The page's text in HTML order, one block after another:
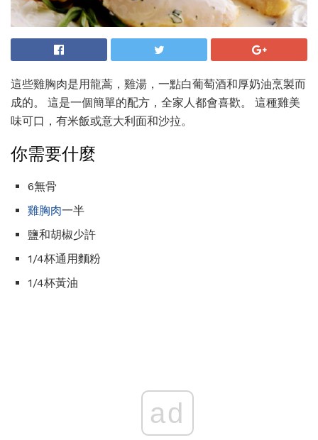
這些雞胸肉是用龍蒿，雞湯，一點白葡萄酒和厚奶油烹製而
成的。 這是一個簡單的配方，全家人都會喜歡。 這種雞美
味可口，有米飯或意大利面和沙拉。
你需要什麼
6無骨
雞胸肉一半
鹽和胡椒少許
1/4杯通用麵粉
1/4杯黃油
ad